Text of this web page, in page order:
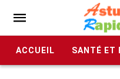
ACCUEIL SANTÉ ET